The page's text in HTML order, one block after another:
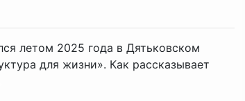
летом 2025 года в Дятьковском
для жизни». Как рассказывает